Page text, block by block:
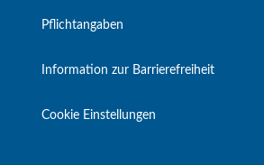
Pflichtangaben
Information zur Barrierefreiheit
Cookie Einstellungen